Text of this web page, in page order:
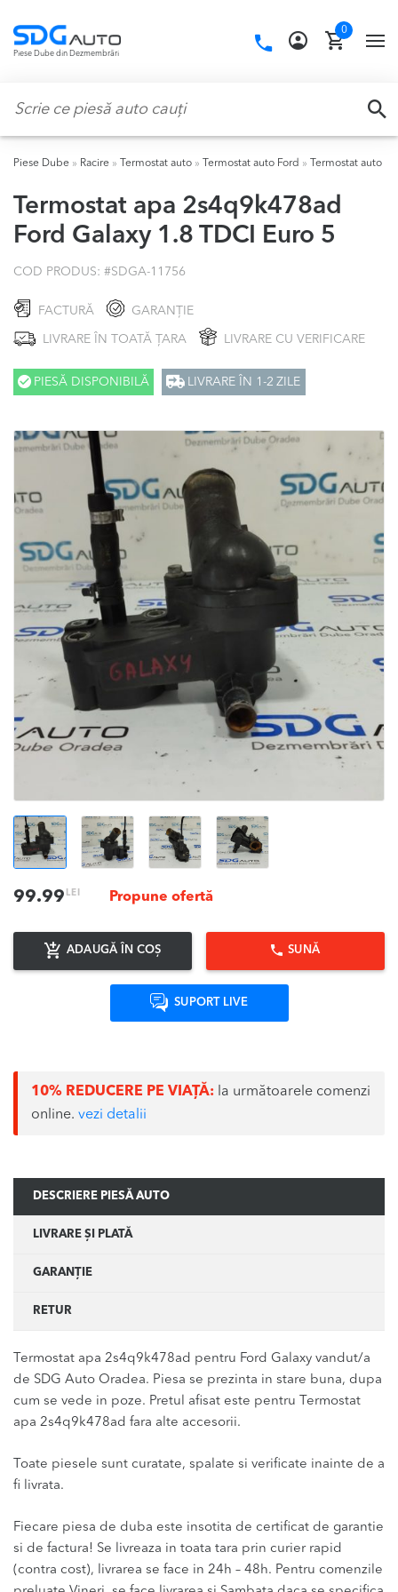
navigation
content
Piese Dube din Dezmembrări
Call
0
Piese Dube » Racire » Termostat auto » Termostat auto Ford » Termostat auto
Termostat apa 2s4q9k478ad
Ford Galaxy 1.8 TDCI Euro 5
COD PRODUS: #SDGA-11756
FACTURĂ GARANȚIE
LIVRARE ÎN TOATĂ ȚARA LIVRARE CU VERIFICARE
PIESĂ DISPONIBILĂ LIVRARE ÎN 1-2 ZILE
99.99 LEI Propune ofertă
ADAUGĂ ÎN COȘ SUNĂ
SUPORT LIVE
10% REDUCERE PE VIAȚĂ: la următoarele comenzi
online. vezi detalii
DESCRIERE PIESĂ AUTO
LIVRARE ȘI PLATĂ
GARANȚIE
RETUR
Termostat apa 2s4q9k478ad pentru Ford Galaxy vandut/a
de SDG Auto Oradea. Piesa se prezinta in stare buna, dupa
cum se vede in poze. Pretul afisat este pentru Termostat
apa 2s4q9k478ad fara alte accesorii.
Toate piesele sunt curatate, spalate si verificate inainte de a
fi livrata.
Fiecare piesa de duba este insotita de certificat de garantie
si de factura! Se livreaza in toata tara prin curier rapid
(contra cost), livrarea se face in 24h – 48h. Pentru comenzile